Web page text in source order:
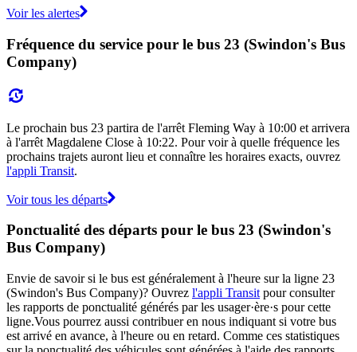
Voir les alertes
Fréquence du service pour le bus 23 (Swindon's Bus
Company)
Le prochain bus 23 partira de l'arrêt Fleming Way à 10:00 et arrivera
à l'arrêt Magdalene Close à 10:22. Pour voir à quelle fréquence les
prochains trajets auront lieu et connaître les horaires exacts, ouvrez
l'appli Transit.
Voir tous les départs
Ponctualité des départs pour le bus 23 (Swindon's
Bus Company)
Envie de savoir si le bus est généralement à l'heure sur la ligne 23
(Swindon's Bus Company)? Ouvrez l'appli Transit pour consulter
les rapports de ponctualité générés par les usager·ère·s pour cette
ligne.Vous pourrez aussi contribuer en nous indiquant si votre bus
est arrivé en avance, à l'heure ou en retard. Comme ces statistiques